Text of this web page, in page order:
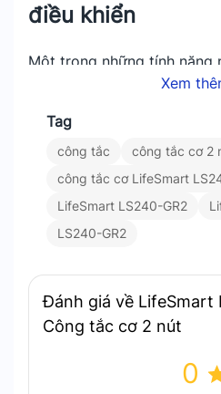
điều khiển
Một trong những tính năng
GR2-WH2 là khả năng điều
Người dùng có thể điều
nghi trong ngôi nhà một
Bảng điều khiển
triệu màu tùy chỉnh
Với LifeSmart LS240-GR2-
chỉnh ánh sáng của bảng
màu khác nhau.
gian sống thoải mái và phù
Xem
Tag
công tắc
công tắc cơ 2
công tắc cơ LifeSmart
LifeSmart LS240-GR2
LS240-GR2
Đánh giá về LifeSmart
Công tắc cơ 2 nút
0